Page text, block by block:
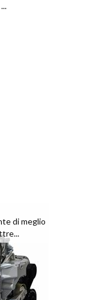
di meglio